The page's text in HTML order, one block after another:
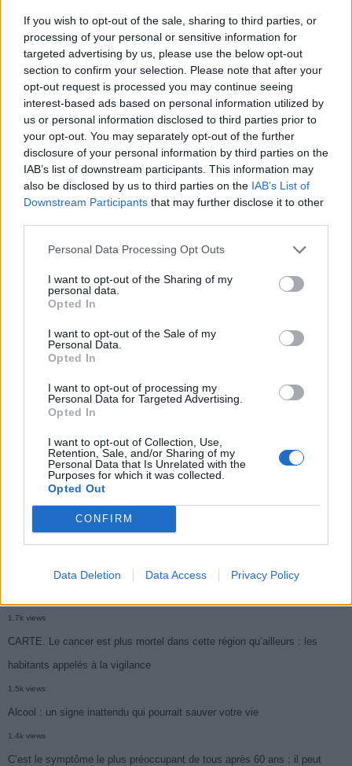
If you wish to opt-out of the sale, sharing to third parties, or
processing of your personal or sensitive information for
targeted advertising by us, please use the below opt-out
section to confirm your selection. Please note that after your
opt-out request is processed you may continue seeing
interest-based ads based on personal information utilized by
us or personal information disclosed to third parties prior to
your opt-out. You may separately opt-out of the further
disclosure of your personal information by third parties on the
IAB’s list of downstream participants. This information may
also be disclosed by us to third parties on the IAB’s List of
Downstream Participants that may further disclose it to other
Personal Data Processing Opt Outs
I want to opt-out of the Sharing of my
personal data.
Opted In
I want to opt-out of the Sale of my
Personal Data.
Opted In
I want to opt-out of processing my
Personal Data for Targeted Advertising.
Opted In
I want to opt-out of Collection, Use,
Retention, Sale, and/or Sharing of my
Personal Data that Is Unrelated with the
Purposes for which it was collected.
Opted Out
CONFIRM
Data Deletion Data Access Privacy Policy
News Santé
https://news-sante.fr
ARTICLES CONNEXES PLUS DE L'AUTEUR
Canicule : les conseils
essentiels des
éviter le danger
Éclipse du 12 août :
attention à la pénurie de
Un chewing-gum
révolutionnaire pour
Populaires
Médicament retiré en urgence pour risques graves et données falsifiées
Ce cancer mortel explose chez les personnes nées après 1980 : le
symptôme à repérer
Je suis cardiologue et voici le seul chocolat que je valide : c’est le
meilleur pour le cœur
1.7k views
CARTE. Le cancer est plus mortel dans cette région qu’ailleurs : les
habitants appelés à la vigilance
1.5k views
Alcool : un signe inattendu qui pourrait sauver votre vie
1.4k views
C’est le symptôme le plus préoccupant de tous après 60 ans : il peut